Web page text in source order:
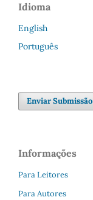
Idioma
English
Português
Enviar Submissão
Informações
Para Leitores
Para Autores